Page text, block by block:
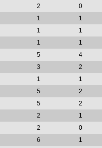
2
0
1
1
1
1
1
1
5
4
3
2
1
1
5
2
5
2
2
1
2
0
6
1